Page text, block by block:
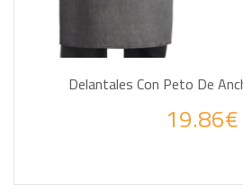
Delantales Con Peto De
19.86€